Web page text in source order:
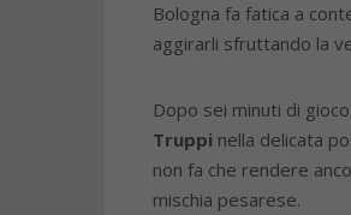
Bologna fa fatica a
aggirarli sfruttando la
Dopo sei minuti di
Truppi nella delicata
non fa che rendere
mischia pesarese.